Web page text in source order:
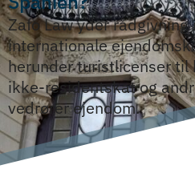
Zafo Law yder
internationale
herunder turistlicenser
ikke-residentskat og
vedrører ejendom.